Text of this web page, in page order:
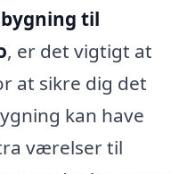
til
, er det vigtigt at
at sikre dig det
kan have
værelser til